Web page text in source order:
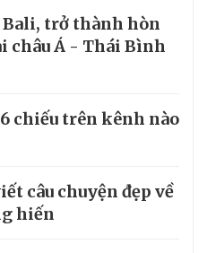
Bali, trở thành hòn
châu Á - Thái Bình
chiếu trên kênh nào
câu chuyện đẹp về
hiến